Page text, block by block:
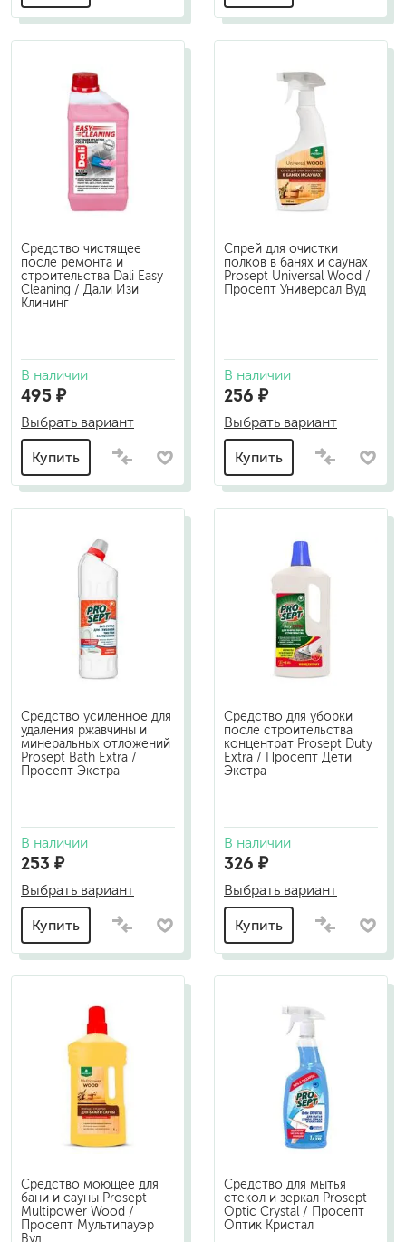
Средство чистящее
после ремонта и
строительства Dali Easy
Cleaning / Дали Изи
Клининг
В наличии
495 ₽
Выбрать вариант
Купить
Спрей для очистки
полков в банях и саунах
Prosept Universal Wood /
Просепт Универсал Вуд
В наличии
256 ₽
Выбрать вариант
Купить
Средство усиленное для
удаления ржавчины и
минеральных отложений
Prosept Bath Extra /
Просепт Экстра
В наличии
253 ₽
Выбрать вариант
Купить
Средство для уборки
после строительства
концентрат Prosept Duty
Extra / Просепт Дёти
Экстра
В наличии
326 ₽
Выбрать вариант
Купить
Средство моющее для
бани и сауны Prosept
Multipower Wood /
Просепт Мультипауэр
Вуд
Средство для мытья
стекол и зеркал Prosept
Optic Crystal / Просепт
Оптик Кристал